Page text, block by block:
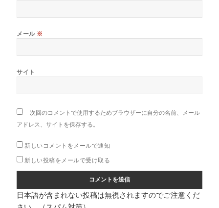
メール ※
サイト
次回のコメントで使用するためブラウザーに自分の名前、メール
アドレス、サイトを保存する。
新しいコメントをメールで通知
新しい投稿をメールで受け取る
日本語が含まれない投稿は無視されますのでご注意くだ